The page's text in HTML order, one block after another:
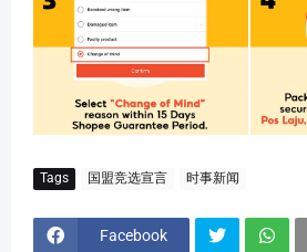
Tags 国盟竞选宣言 时事新闻
Facebook